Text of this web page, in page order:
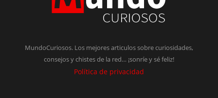
MundoCuriosos. Los mejores articulos sobre curiosidades,
consejos y chistes de la red… ¡sonríe y sé feliz!
Política de privacidad